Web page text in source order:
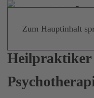
Zum Hauptinhalt